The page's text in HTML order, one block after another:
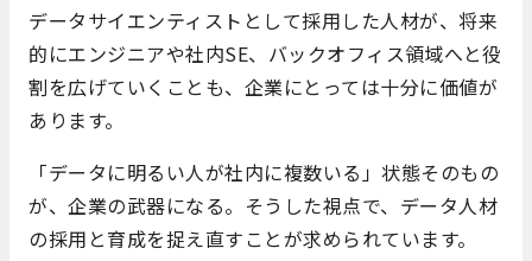
データサイエンティストとして採用した人材が、将来
的にエンジニアや社内SE、バックオフィス領域へと役
割を広げていくことも、企業にとっては十分に価値が
あります。
「データに明るい人が社内に複数いる」状態そのもの
が、企業の武器になる。そうした視点で、データ人材
の採用と育成を捉え直すことが求められています。